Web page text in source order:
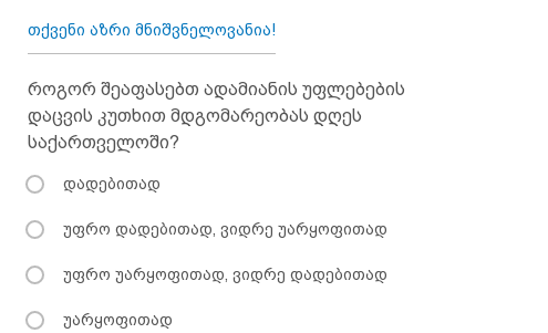
თქვენი აზრი მნიშვნელოვანია!
როგორ შეაფასებთ ადამიანის უფლებების
დაცვის კუთხით მდგომარეობას დღეს
საქართველოში?
დადებითად
უფრო დადებითად, ვიდრე უარყოფითად
უფრო უარყოფითად, ვიდრე დადებითად
უარყოფითად